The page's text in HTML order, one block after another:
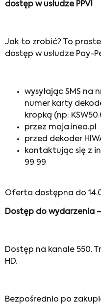
dostęp w usłudze PPV!
Jak to zrobić? To
dostęp w usłudze Pay-
wysyłając SMS na
numer karty
kropką (np:
przez moja.inea.pl
przed dekoder
kontaktując się z
99 99
Oferta dostępna do
Dostęp do wydarzenia –
Dostęp na kanale 550.
HD.
Bezpośrednio po